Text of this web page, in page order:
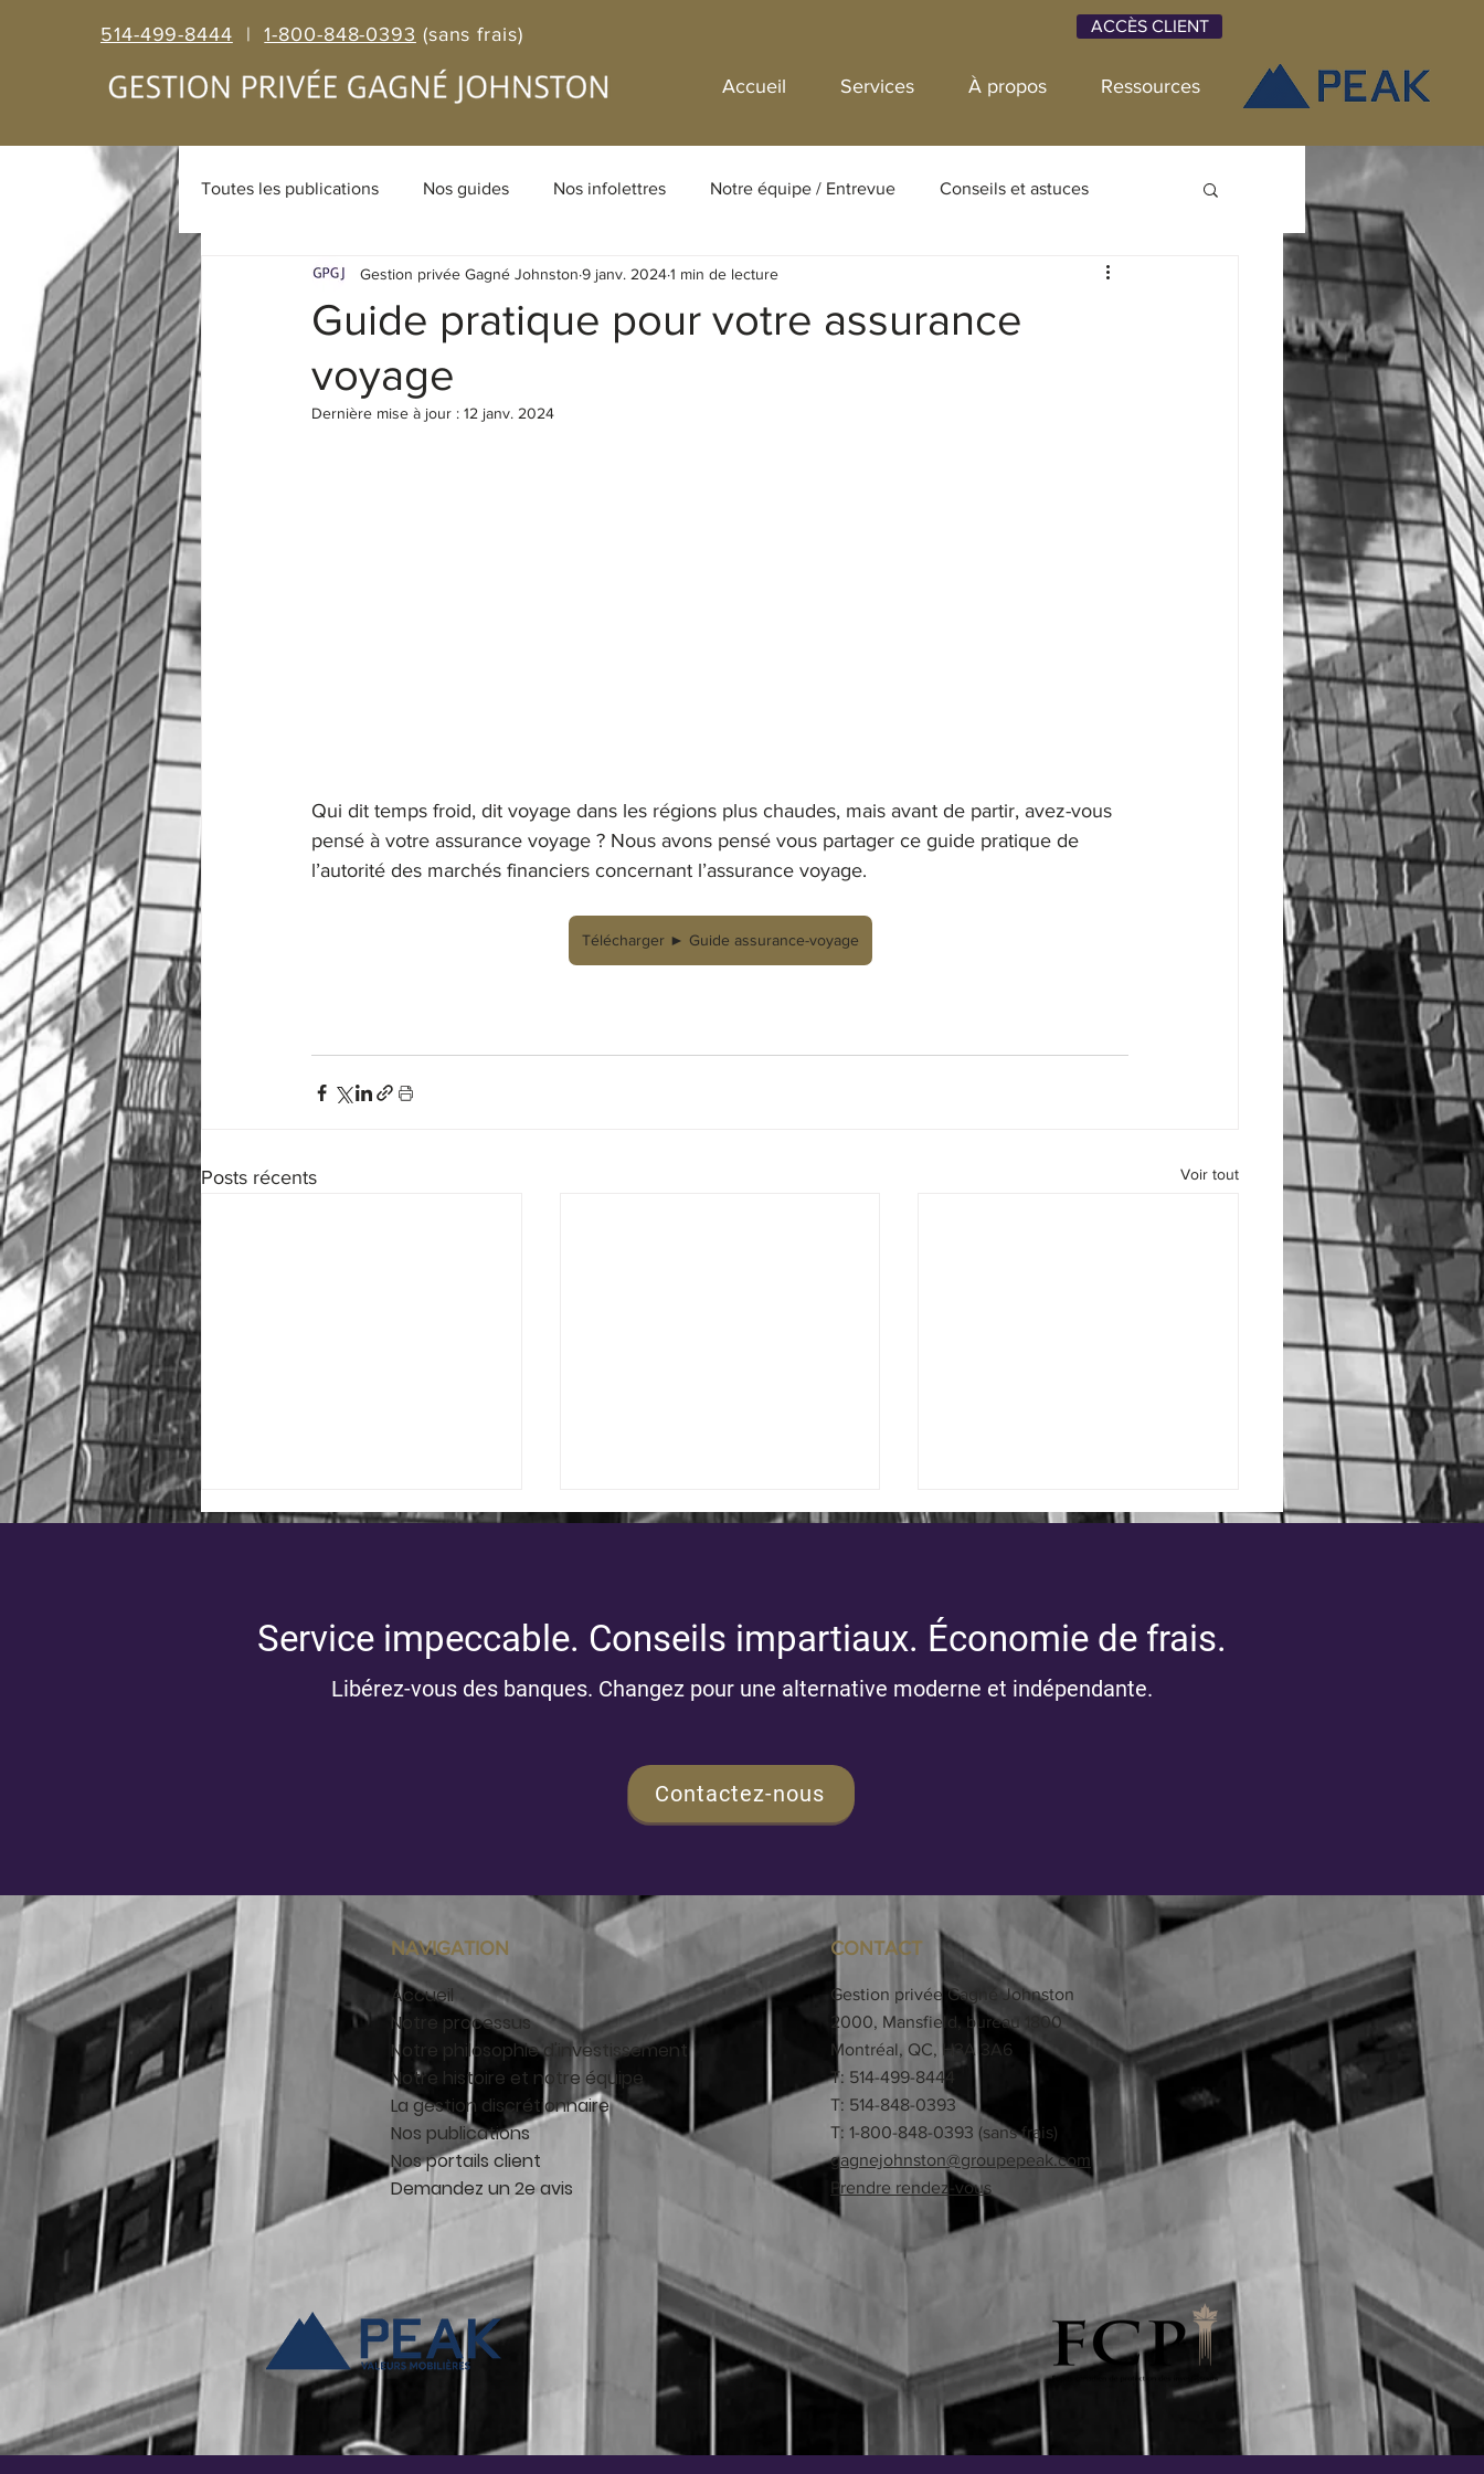
514-499-8444 |1-800-848-0393 (sans frais) ACCÈS CLIENT
Accueil Services À propos Ressources
Toutes les publications Nos guides Nos infolettres Notre équipe / Entrevue Conseils et astuces
Suggestions de lecture Actualités Finances personnelles Placements
Vidéos Impôts
Guide pratique pour votre assurance
voyage
Gestion privée Gagné Johnston 9 janv. 20241 min de lecture
Dernière mise à jour : 12 janv. 2024
Qui dit temps froid, dit voyage dans les régions plus chaudes, mais avant de partir, avez-vous
pensé à votre assurance voyage ? Nous avons pensé vous partager ce guide pratique de
l’autorité des marchés financiers concernant l’assurance voyage.
Télécharger ► Guide assurance-voyage
Posts récents Voir tout
Dates importantes pour l'envoi
Infolettre de début d’année
Service impeccable. Conseils impartiaux. Économie de frais.
Libérez-vous des banques. Changez pour une alternative moderne et indépendante.
Contactez-nous
NAVIGATION
Accueil
Notre processus
Notre philosophie d'investissement
Notre histoire et notre équipe
La gestion discrétionnaire
Nos publications
Nos portails client
Demandez un 2e avis
CONTACT
Gestion privée Gagné Johnston
2000, Mansfield, bureau 1800
Montréal, QC, H3A 3A6
T: 514-499-8444
T: 514-848-0393
T: 1-800-848-0393 (sans frais)
gagnejohnston@groupepeak.com
Prendre rendez-vous